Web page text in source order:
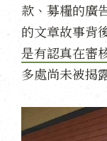
款、募糧的廣
的文章故事背
是有認真在審
多處尚未被揭